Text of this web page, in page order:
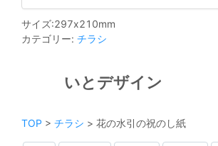
サイズ:297x210mm
カテゴリー: チラシ
いとデザイン
TOP > チラシ > 花の水引の祝のし紙